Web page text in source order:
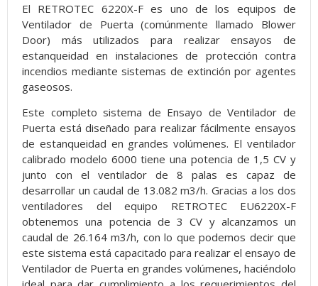
El RETROTEC 6220X-F es uno de los equipos de
Ventilador de Puerta (comúnmente llamado Blower
Door) más utilizados para realizar ensayos de
estanqueidad en instalaciones de protección contra
incendios mediante sistemas de extinción por agentes
gaseosos.
Este completo sistema de Ensayo de Ventilador de
Puerta está diseñado para realizar fácilmente ensayos
de estanqueidad en grandes volúmenes. El ventilador
calibrado modelo 6000 tiene una potencia de 1,5 CV y
junto con el ventilador de 8 palas es capaz de
desarrollar un caudal de 13.082 m3/h. Gracias a los dos
ventiladores del equipo RETROTEC EU6220X-F
obtenemos una potencia de 3 CV y alcanzamos un
caudal de 26.164 m3/h, con lo que podemos decir que
este sistema está capacitado para realizar el ensayo de
Ventilador de Puerta en grandes volúmenes, haciéndolo